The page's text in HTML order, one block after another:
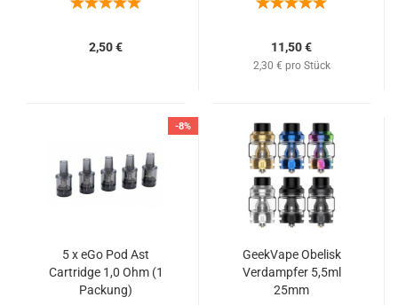
2,50 € 11,50 €
2,30 € pro Stück
-8%
5 x eGo Pod Ast
Cartridge 1,0 Ohm (1
Packung)
GeekVape Obelisk
Verdampfer 5,5ml
25mm